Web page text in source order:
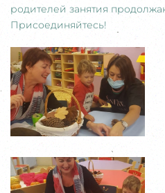
родителей занятия
Присоединяйтесь!